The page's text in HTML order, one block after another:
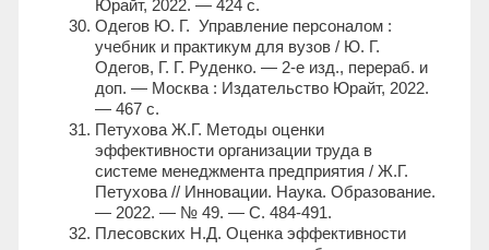
Юрайт, 2022. — 424 с.
Одегов Ю. Г. Управление персоналом :
учебник и практикум для вузов / Ю. Г.
Одегов, Г. Г. Руденко. — 2-е изд., перераб. и
доп. — Москва : Издательство Юрайт, 2022.
— 467 с.
Петухова Ж.Г. Методы оценки
эффективности организации труда в
системе менеджмента предприятия / Ж.Г.
Петухова // Инновации. Наука. Образование.
— 2022. — № 49. — С. 484-491.
Плесовских Н.Д. Оценка эффективности